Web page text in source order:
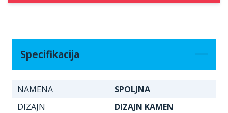
Specifikacija
NAMENA
SPOLJNA
DIZAJN
DIZAJN KAMEN